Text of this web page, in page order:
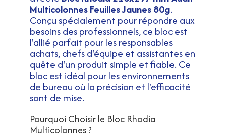
Multicolonnes Feuilles Jaunes 80g.
Conçu spécialement pour répondre aux
besoins des professionnels, ce bloc est
l'allié parfait pour les responsables
achats, chefs d'équipe et assistantes en
quête d'un produit simple et fiable. Ce
bloc est idéal pour les environnements
de bureau où la précision et l'efficacité
sont de mise.
Pourquoi Choisir le Bloc Rhodia
Multicolonnes ?